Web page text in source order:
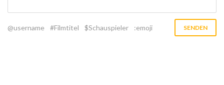
@username #Filmtitel $Schauspieler :emoji